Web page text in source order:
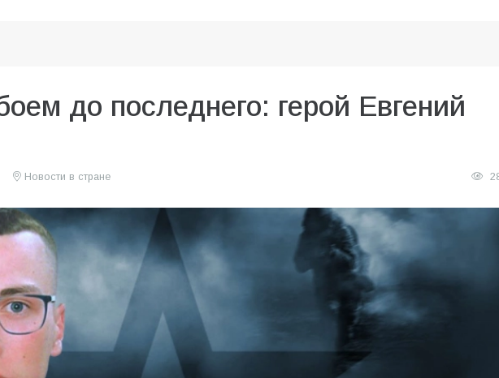
до последнего: герой Евгений
Новости в стране